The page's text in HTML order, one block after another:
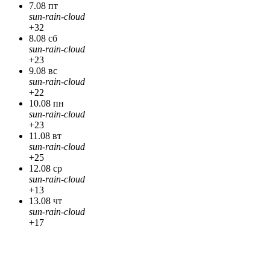
7.08 пт
sun-rain-cloud
+32
8.08 сб
sun-rain-cloud
+23
9.08 вс
sun-rain-cloud
+22
10.08 пн
sun-rain-cloud
+23
11.08 вт
sun-rain-cloud
+25
12.08 ср
sun-rain-cloud
+13
13.08 чт
sun-rain-cloud
+17